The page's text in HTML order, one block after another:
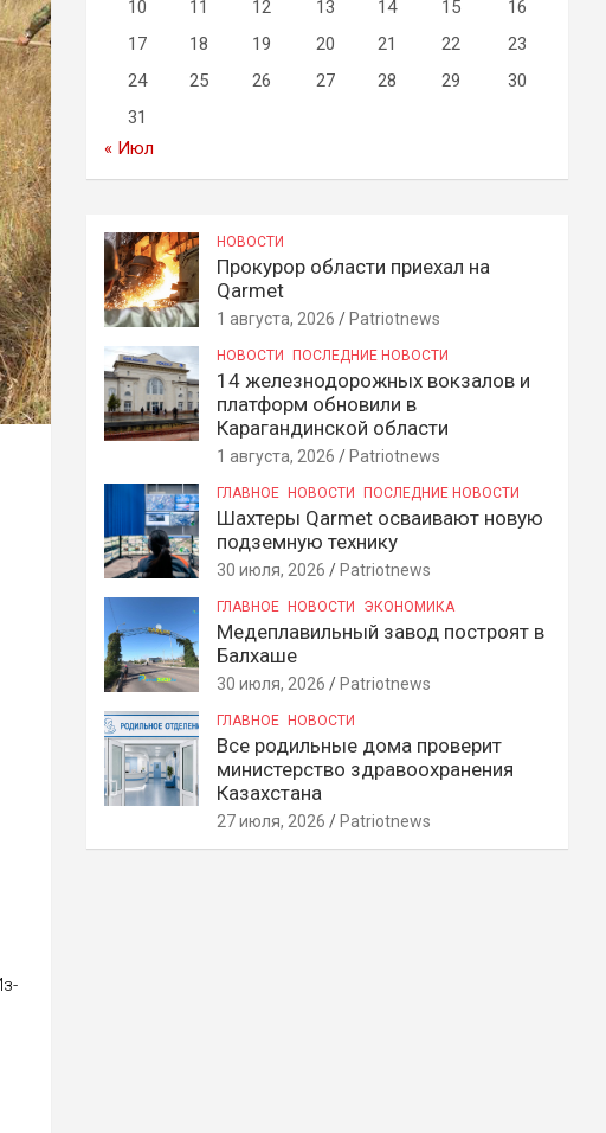
10
11 12 13 14 15
16
17
18 19 20 21 22
23
24
25 26 27 28 29
30
31
« Июл
НОВОСТИ
Прокурор области приехал на
Qarmet
1 августа, 2026 Patriotnews
НОВОСТИ ПОСЛЕДНИЕ НОВОСТИ
14 железнодорожных вокзалов и
платформ обновили в
Карагандинской области
1 августа, 2026 Patriotnews
ГЛАВНОЕ НОВОСТИ ПОСЛЕДНИЕ НОВОСТИ
Шахтеры Qarmet осваивают новую
подземную технику
30 июля, 2026 Patriotnews
ГЛАВНОЕ НОВОСТИ ЭКОНОМИКА
Медеплавильный завод построят в
Балхаше
30 июля, 2026 Patriotnews
ГЛАВНОЕ НОВОСТИ
Все родильные дома проверит
министерство здравоохранения
Казахстана
27 июля, 2026 Patriotnews